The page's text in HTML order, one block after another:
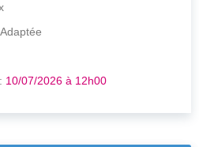
10/07/2026 à 12h00